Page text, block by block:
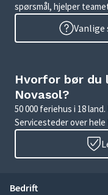
spørsmål, hjelper
Hvorfor bør
Novasol?
50 000 feriehus i 18
Servicesteder over hele
Bedrift